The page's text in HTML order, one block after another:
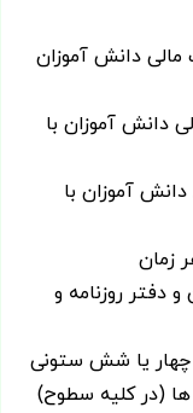
دانش آموزان
دانش آموزان با
آموزان با
زمان
دفتر روزنامه و
چهار یا شش ستونی
(در کلیه سطوح)